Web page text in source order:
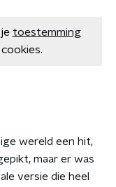
toestemming
wereld een hit,
maar er was
versie die heel